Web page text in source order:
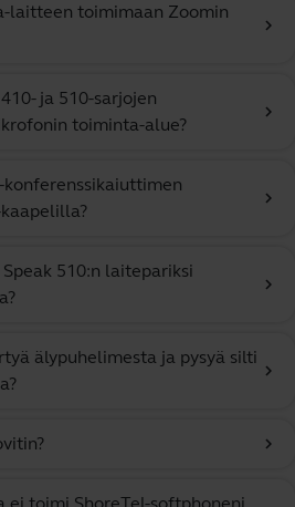
laitteen toimimaan Zoomin
chevron_right
ja 510-sarjojen
toiminta-alue?
chevron_right
chevron_right
510:n laitepariksi
chevron_right
älypuhelimesta ja pysyä silti
chevron_right
chevron_right